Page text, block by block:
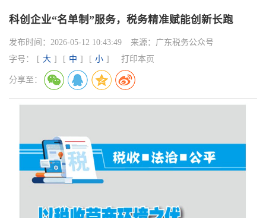
科创企业“名单制”服务，税务精准赋能创新长跑
发布时间： 2026-05-12 10:43:49 来源： 广东税务公众号
字号：
[ 大 ] [ 中 ] [ 小 ] 打印本页
分享至：